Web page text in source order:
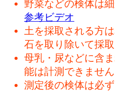
野菜などの検体は
参考ビデオ
土を採取される方
石を取り除いて採取
母乳・尿などに含
能は計測できません
測定後の検体は必